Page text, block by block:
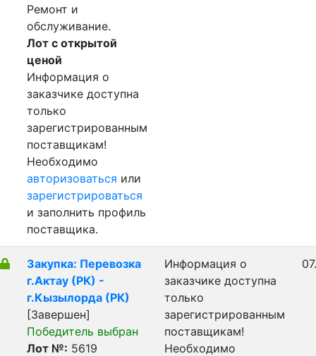
Ремонт и
обслуживание.
Лот с открытой
ценой
Информация о
заказчике доступна
только
зарегистрированным
поставщикам!
Необходимо
авторизоваться или
зарегистрироваться
и заполнить профиль
поставщика.
Закупка: Перевозка
г.Актау (РК) -
г.Кызылорда (РК)
[Завершен]
Победитель выбран
Лот №: 5619
Информация о
заказчике доступна
только
зарегистрированным
поставщикам!
Необходимо